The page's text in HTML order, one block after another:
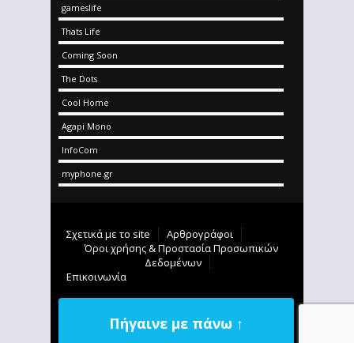
gameslife
Thats Life
Coming Soon
The Dots
Cool Home
Agapi Mono
InfoCom
myphone.gr
Σχετικά με το site
Αρθρογράφοι
Όροι χρήσης & Προστασία Προσωπικών
Δεδομένων
Επικοινωνία
Πήγαινε με πάνω ↑